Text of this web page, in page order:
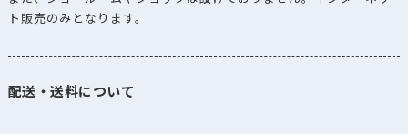
ト販売のみとなります。
配送・送料について